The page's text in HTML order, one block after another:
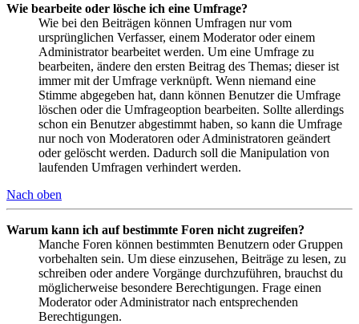
Wie bearbeite oder lösche ich eine Umfrage?
Wie bei den Beiträgen können Umfragen nur vom
ursprünglichen Verfasser, einem Moderator oder einem
Administrator bearbeitet werden. Um eine Umfrage zu
bearbeiten, ändere den ersten Beitrag des Themas; dieser ist
immer mit der Umfrage verknüpft. Wenn niemand eine
Stimme abgegeben hat, dann können Benutzer die Umfrage
löschen oder die Umfrageoption bearbeiten. Sollte allerdings
schon ein Benutzer abgestimmt haben, so kann die Umfrage
nur noch von Moderatoren oder Administratoren geändert
oder gelöscht werden. Dadurch soll die Manipulation von
laufenden Umfragen verhindert werden.
Nach oben
Warum kann ich auf bestimmte Foren nicht zugreifen?
Manche Foren können bestimmten Benutzern oder Gruppen
vorbehalten sein. Um diese einzusehen, Beiträge zu lesen, zu
schreiben oder andere Vorgänge durchzuführen, brauchst du
möglicherweise besondere Berechtigungen. Frage einen
Moderator oder Administrator nach entsprechenden
Berechtigungen.